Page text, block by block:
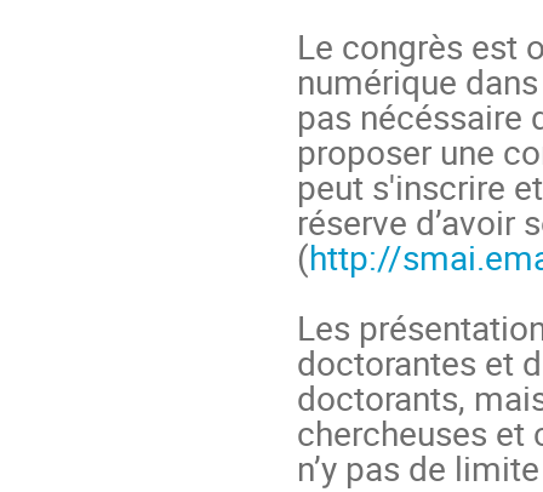
Le congrès est
numérique
pas nécéssaire
proposer une
peut s'inscrire
réserve d’avoir
(http://
Les
doctorantes et
doctorants,
chercheuses et
n’y pas de